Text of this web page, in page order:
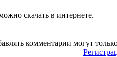
скачать в интернете.
комментарии могут